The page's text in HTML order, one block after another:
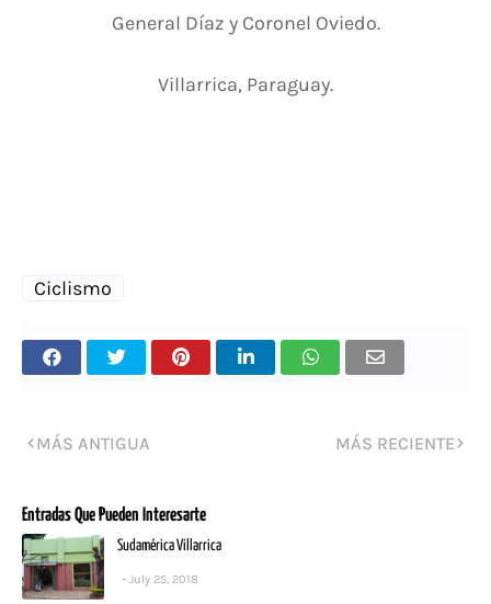
General Díaz y Coronel Oviedo.
Villarrica, Paraguay.
Ciclismo
MÁS RECIENTE
MÁS ANTIGUA
Entradas Que Pueden Interesarte
Sudamérica Villarrica
July 25, 2018